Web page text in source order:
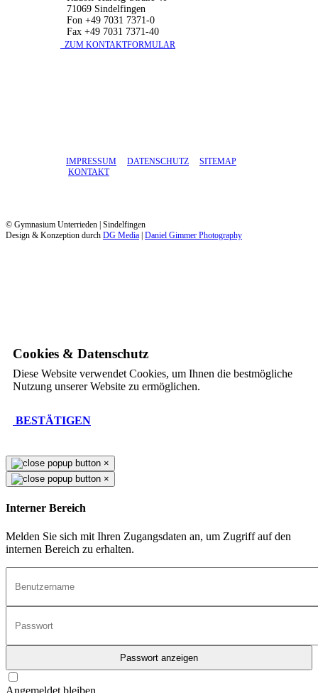
71069 Sindelfingen
Fon +49 7031 7371-0
Fax +49 7031 7371-40
​ ZUM KONTAKTFORMULAR
IMPRESSUM DATENSCHUTZ
SITEMAP
KONTAKT
© Gymnasium Unterrieden | Sindelfingen
Design & Konzeption durch DG Media Daniel Gimmer Photography
Cookies & Datenschutz
Diese Website verwendet Cookies, um Ihnen die bestmögliche
Nutzung unserer Website zu ermöglichen.
BESTÄTIGEN
×
×
Interner Bereich
Melden Sie sich mit Ihren Zugangsdaten an, um Zugriff auf den
internen Bereich zu erhalten.
Passwort anzeigen
Angemeldet bleiben